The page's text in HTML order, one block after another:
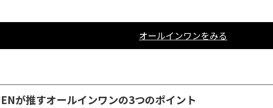
オールインワンをみる
が推すオールインワンの3つのポイント